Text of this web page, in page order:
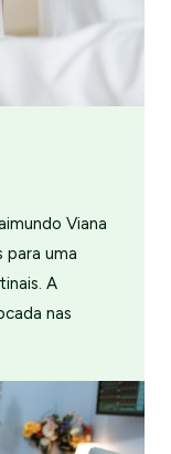
Viana
uma
A
nas